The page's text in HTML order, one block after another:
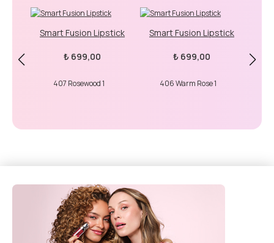
Smart Fusion Lipstick
₺ 699,00
407 Rosewood 1
Smart Fusion Lipstick
₺ 699,00
406 Warm Rose 1